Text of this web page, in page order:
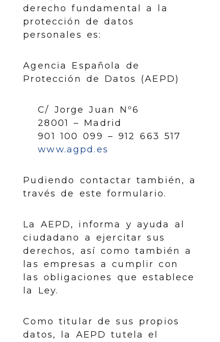
derecho fundamental a la
protección de datos
personales es:
Agencia Española de
Protección de Datos (AEPD)
C/ Jorge Juan Nº6
28001 – Madrid
901 100 099 – 912 663 517
www.agpd.es
Pudiendo contactar también, a
través de este formulario.
La AEPD, informa y ayuda al
ciudadano a ejercitar sus
derechos, así como también a
las empresas a cumplir con
las obligaciones que establece
la Ley.
Como titular de sus propios
datos, la AEPD tutela el